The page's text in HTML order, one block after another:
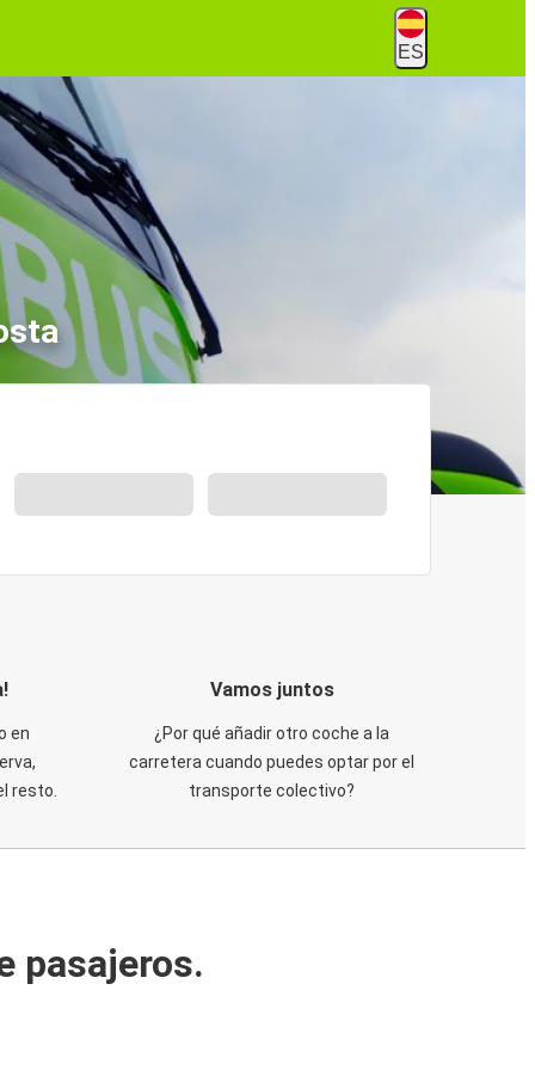
ES
en
resto.
Vamos juntos
¿Por qué añadir otro coche a la
carretera cuando puedes optar por el
transporte colectivo?
pasajeros.